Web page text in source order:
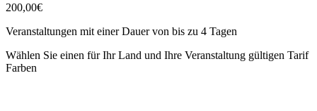
200,00€
Veranstaltungen mit einer Dauer von bis zu 4 Tagen
Wählen Sie einen für Ihr Land und Ihre Veranstaltung gültigen Tarif
Farben